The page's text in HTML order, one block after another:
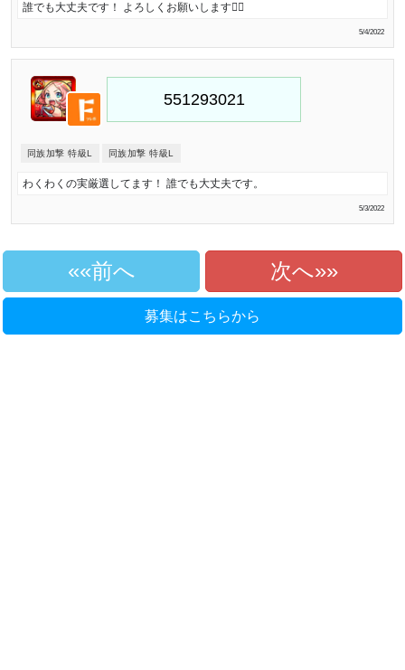
誰でも大丈夫です！ よろしくお願いします🙇‍♂️
5/4/2022
同族加撃 特級L 同族加撃 特級L
わくわくの実厳選してます！ 誰でも大丈夫です。
5/3/2022
«前へ 次へ»
募集はこちらから